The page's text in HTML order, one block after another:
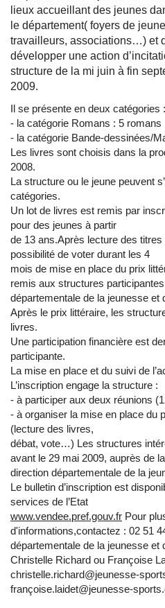
lieux accueillant des jeunes
le département( foyers de
travailleurs, associations…) et
développer une action
structure de la mi juin à fin
2009.
Il se présente en deux catégories :
- la catégorie Romans : 5 romans
- la catégorie Bande-dessinées/
Les livres sont choisis dans la
2008.
La structure ou le jeune peuvent
catégories.
Un lot de livres est remis par
pour des jeunes à partir
de 13 ans.Après lecture des titres
possibilité de voter durant les 4
mois de mise en place du prix
remis aux structures
départementale de la jeunesse et
Après le prix littéraire, les
livres.
Une participation financière est
participante.
La mise en place et du suivi de
L’inscription engage la structure :
- à participer aux deux réunions
- à organiser la mise en place du
(lecture des livres,
débat, vote…) Les structures
avant le 29 mai 2009, auprès de la
direction départementale de la
Le bulletin d’inscription est
services de l’Etat
www.vendee.pref.gouv.fr Pour
d'informations,contactez : 02 51
départementale de la jeunesse et
Christelle Richard ou Françoise
christelle.richard@jeunesse-
françoise.laidet@jeunesse-